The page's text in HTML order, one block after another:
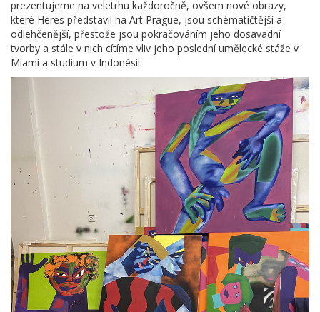
prezentujeme na veletrhu každoročně, ovšem nové obrazy,
které Heres představil na Art Prague, jsou schématičtější a
odlehčenější, přestože jsou pokračováním jeho dosavadní
tvorby a stále v nich cítíme vliv jeho poslední umělecké stáže v
Miami a studium v Indonésii.